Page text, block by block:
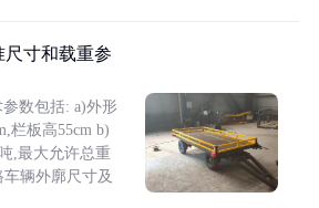
尺寸和载重参
数包括: a)外形
栏板高55cm b)
,最大允许总重
辆外廓尺寸及